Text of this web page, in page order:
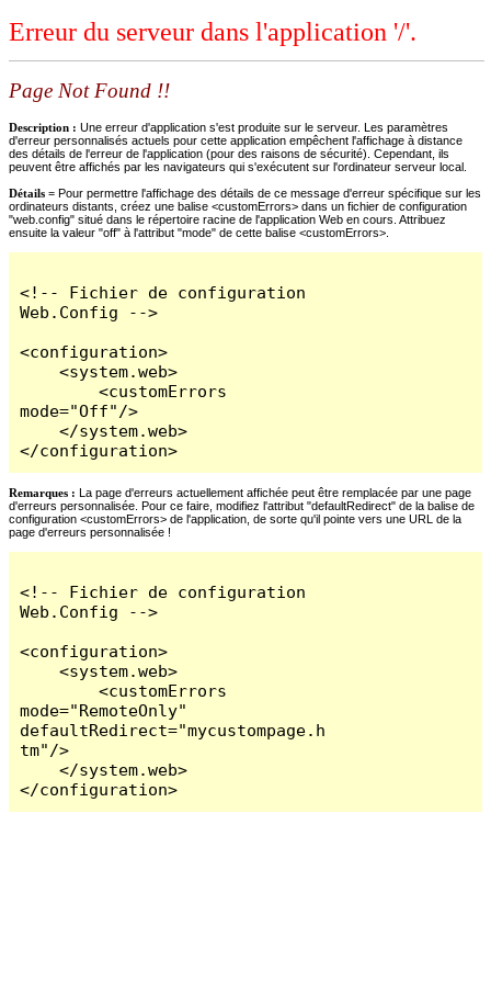
Erreur du serveur dans l'application '/'.
Page Not Found !!
Description : Une erreur d'application s'est produite sur le serveur. Les paramètres
d'erreur personnalisés actuels pour cette application empêchent l'affichage à distance
des détails de l'erreur de l'application (pour des raisons de sécurité). Cependant, ils
peuvent être affichés par les navigateurs qui s'exécutent sur l'ordinateur serveur local.
Détails = Pour permettre l'affichage des détails de ce message d'erreur spécifique sur les
ordinateurs distants, créez une balise <customErrors> dans un fichier de configuration
"web.config" situé dans le répertoire racine de l'application Web en cours. Attribuez
ensuite la valeur "off" à l'attribut "mode" de cette balise <customErrors>.
<!-- Fichier de configuration
Web.Config -->
<configuration>
    <system.web>
        <customErrors
mode="Off"/>
    </system.web>
</configuration>
Remarques : La page d'erreurs actuellement affichée peut être remplacée par une page
d'erreurs personnalisée. Pour ce faire, modifiez l'attribut "defaultRedirect" de la balise de
configuration <customErrors> de l'application, de sorte qu'il pointe vers une URL de la
page d'erreurs personnalisée !
<!-- Fichier de configuration
Web.Config -->
<configuration>
    <system.web>
        <customErrors
mode="RemoteOnly"
defaultRedirect="mycustompage.h
tm"/>
    </system.web>
</configuration>